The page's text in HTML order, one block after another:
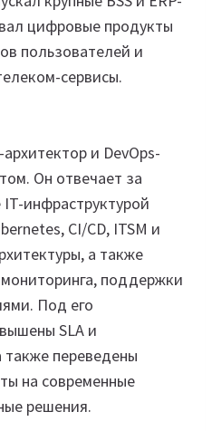
цифровые продукты
пользователей и
сервисы.
и DevOps-
Он отвечает за
инфраструктурой
CI/CD, ITSM и
а также
поддержки
Под его
SLA и
также переведены
на современные
решения.